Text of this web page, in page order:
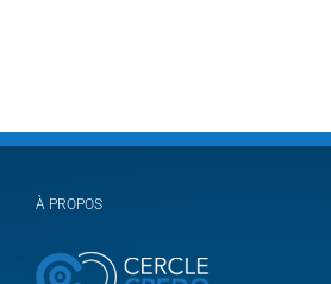
À PROPOS